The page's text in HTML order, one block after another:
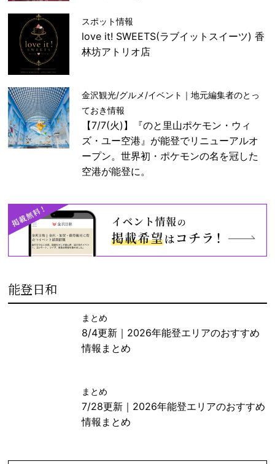
スポット情報
love it! SWEETS(ラブイットスイーツ) 香
林坊アトリオ店
金沢観光/グルメ/イベント｜地元編集者のとっ
ておき情報
【7/7(火)】『のと里山ポケモン・ウィ
ズ・ユー空港』が能登でリニューアルオ
ープン。世界初・ポケモンの名を冠した
空港が能登に。
能登日和
まとめ
8/4更新｜2026年能登エリアのおすすめ
情報まとめ
まとめ
7/28更新｜2026年能登エリアのおすすめ
情報まとめ